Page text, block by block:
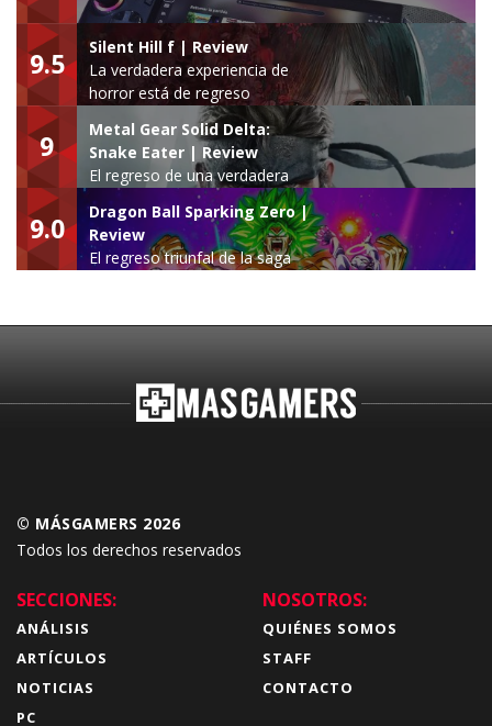
9.5
Silent Hill f | Review
La verdadera experiencia de
horror está de regreso
9
Metal Gear Solid Delta:
Snake Eater | Review
El regreso de una verdadera
leyenda
9.0
Dragon Ball Sparking Zero |
Review
El regreso triunfal de la saga
© MÁSGAMERS 2026
Todos los derechos reservados
SECCIONES:
ANÁLISIS
ARTÍCULOS
NOTICIAS
PC
NOSOTROS:
QUIÉNES SOMOS
STAFF
CONTACTO